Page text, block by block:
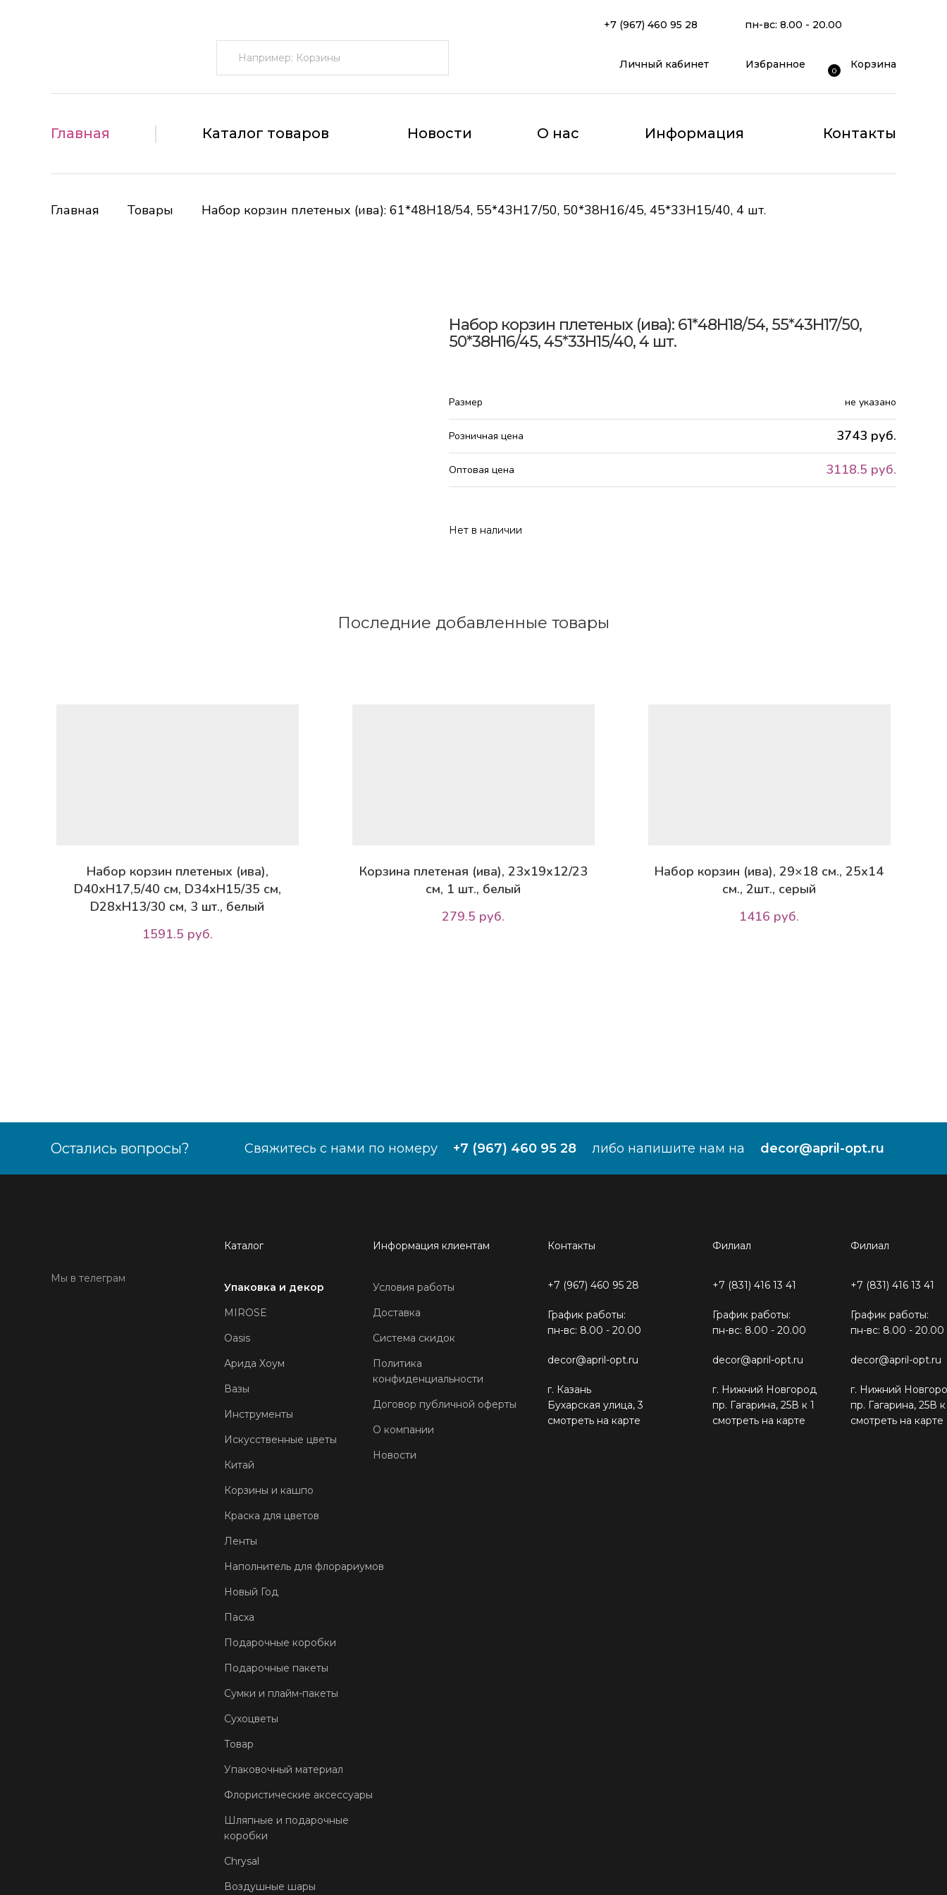
+7 (967) 460 95 28 пн-вс: 8.00 - 20.00
Личный кабинет Избранное
0
Корзина
Главная Каталог товаров Новости О нас Информация Контакты
Главная Товары Набор корзин плетеных (ива): 61*48H18/54, 55*43H17/50, 50*38H16/45, 45*33H15/40, 4 шт.
Набор корзин плетеных (ива): 61*48H18/54, 55*43H17/50,
50*38H16/45, 45*33H15/40, 4 шт.
Размер не указано
Розничная цена 3743 руб.
Оптовая цена 3118.5 руб.
Нет в наличии
Последние добавленные товары
Набор корзин плетеных (ива),
D40xH17,5/40 см, D34xH15/35 см,
D28xH13/30 см, 3 шт., белый
1591.5 руб.
Корзина плетеная (ива), 23х19х12/23
см, 1 шт., белый
279.5 руб.
Набор корзин (ива), 29×18 см., 25х14
см., 2шт., серый
1416 руб.
Остались вопросы? Свяжитесь с нами по номеру +7 (967) 460 95 28 либо напишите нам на decor@april-opt.ru
Мы в телеграм
Каталог
Упаковка и декор
MIROSE
Oasis
Арида Хоум
Вазы
Инструменты
Искусственные цветы
Китай
Корзины и кашпо
Краска для цветов
Ленты
Наполнитель для флорариумов
Новый Год
Пасха
Подарочные коробки
Подарочные пакеты
Сумки и плайм-пакеты
Сухоцветы
Товар
Упаковочный материал
Флористические аксессуары
Шляпные и подарочные
коробки
Chrysal
Воздушные шары
Информация клиентам
Условия работы
Доставка
Система скидок
Политика
конфиденциальности
Договор публичной оферты
О компании
Новости
Контакты
+7 (967) 460 95 28
График работы:
пн-вс: 8.00 - 20.00
decor@april-opt.ru
г. Казань
Бухарская улица, 3
смотреть на карте
Филиал
+7 (831) 416 13 41
График работы:
пн-вс: 8.00 - 20.00
decor@april-opt.ru
г. Нижний Новгород
пр. Гагарина, 25В к 1
смотреть на карте
Филиал
+7 (831) 416 13 41
График работы:
пн-вс: 8.00 - 20.00
decor@april-opt.ru
г. Нижний
пр. Гагарина, 25В к
смотреть на карте